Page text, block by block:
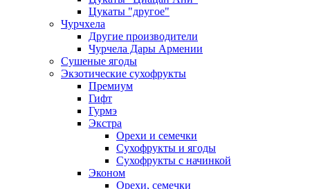
Цукаты "другое"
Чурчхела
Другие производители
Чурчела Дары Армении
Сушеные ягоды
Экзотические сухофрукты
Премиум
Гифт
Гурмэ
Экстра
Орехи и семечки
Сухофрукты и ягоды
Сухофрукты с начинкой
Эконом
Орехи, семечки